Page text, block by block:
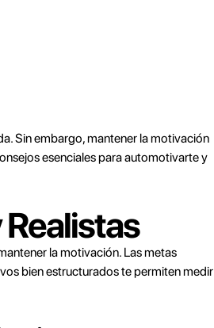
Sin embargo, mantener la motivación
esenciales para automotivarte y
Realistas
la motivación. Las metas
bien estructurados te permiten medir